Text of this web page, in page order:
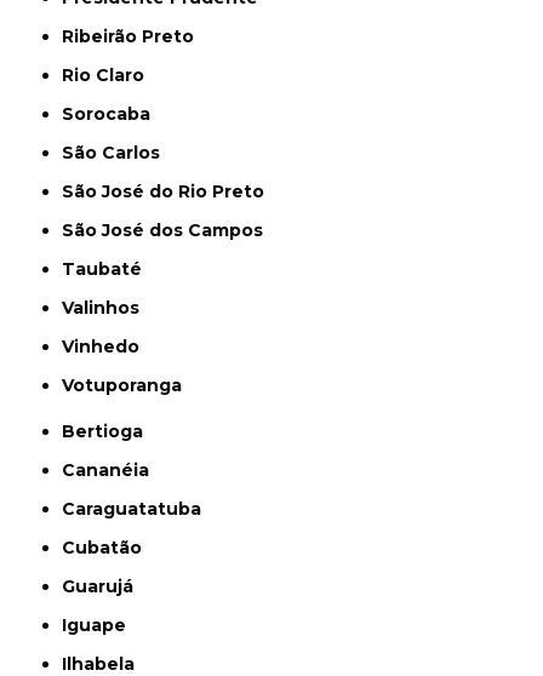
Ribeirão Preto
Rio Claro
Sorocaba
São Carlos
São José do Rio Preto
São José dos Campos
Taubaté
Valinhos
Vinhedo
Votuporanga
Bertioga
Cananéia
Caraguatatuba
Cubatão
Guarujá
Iguape
Ilhabela